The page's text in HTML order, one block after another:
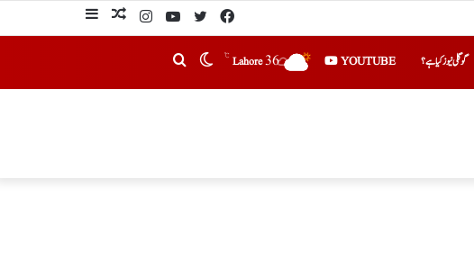
گوگلی نیوز کیا ہے؟ YOUTUBE
Lahore36
℃